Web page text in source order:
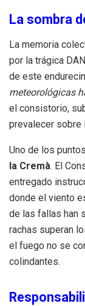
La sombra
La memoria
por la trágica
de este
meteorológicas
el consistorio,
prevalecer sobre
Uno de los
la Cremà. El
entregado
donde el viento
de las fallas han
rachas superan
el fuego no se
colindantes.